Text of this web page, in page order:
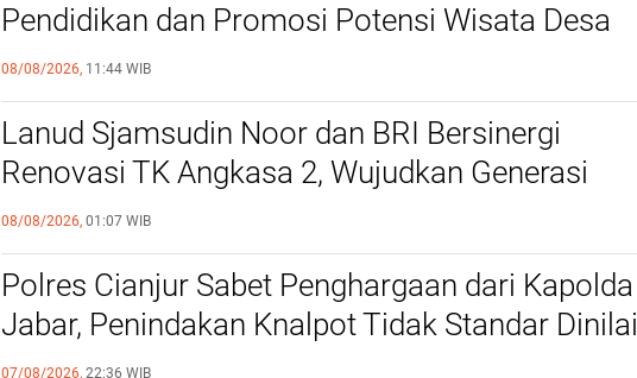
Pendidikan dan Promosi Potensi Wisata Desa
Sukamaju
08/08/2026, 11:44 WIB
Lanud Sjamsudin Noor dan BRI Bersinergi
Renovasi TK Angkasa 2, Wujudkan Generasi
Hebat Indonesia
08/08/2026, 01:07 WIB
Polres Cianjur Sabet Penghargaan dari Kapolda
Jabar, Penindakan Knalpot Tidak Standar Dinilai
Profesional dan Humanis
07/08/2026, 22:36 WIB